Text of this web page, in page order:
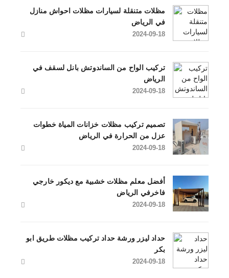
مظلات متنقلة لسيارات مظلات احواش منازل
في الرياض
2024-09-18
تركيب الواح من الساندوتش بانل لسقف في
الرياض
2024-09-18
تصميم تركيب مظلات خزانات المياة خطوات
عزل من الحرارة في الرياض
2024-09-18
أفضل معلم مظلات خشبية مع ديكور خارجي
فاخرفي الرياض
2024-09-18
حداد ليزر ورشة حداد تركيب مظلات طريق ابو
بكر
2024-09-18